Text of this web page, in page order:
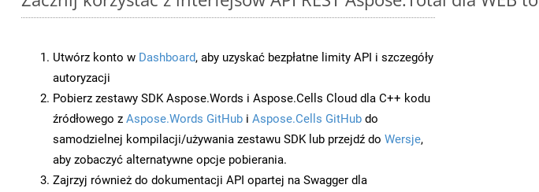
Utwórz konto w Dashboard, aby uzyskać bezpłatne limity API i szczegóły
autoryzacji
Pobierz zestawy SDK Aspose.Words i Aspose.Cells Cloud dla C++ kodu
źródłowego z Aspose.Words GitHub i Aspose.Cells GitHub do
samodzielnej kompilacji/używania zestawu SDK lub przejdź do Wersje,
aby zobaczyć alternatywne opcje pobierania.
Zajrzyj również do dokumentacji API opartej na Swagger dla